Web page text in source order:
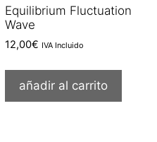
Equilibrium Fluctuation
Wave
12,00€ IVA Incluido
añadir al carrito